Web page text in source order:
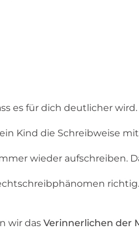
es für dich deutlicher
Kind die Schreibweise
wieder aufschreiben.
richtig.
wir das Verinnerlichen der